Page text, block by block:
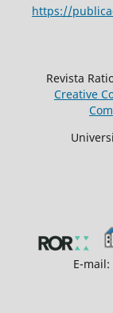
https://
Revista
Creative
E-mail: